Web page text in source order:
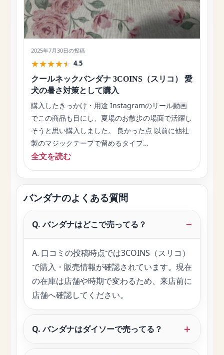
2025年7月30日の投稿
★★★★★ 4.5
クールネックバンダナ 3COINS（スリコ） 愛
犬の暑さ対策として購入
購入したきっかけ・用途 Instagramのリール動画
でこの商品も目にし、夏場のお散歩の場面で活躍し
そうと思い購入しました。 良かった点 以前に他社
製のマジックテープで留めるタイプ…
全文を読む
バンダナのよくある質問
Q. バンダナはどこで売ってる？
A. 口コミの投稿時点では3COINS（スリコ）
で購入・販売情報が確認されています。現在
の在庫は店舗や時期で変わるため、来店前に
店舗へ確認してください。
Q. バンダナはダイソーで売ってる？